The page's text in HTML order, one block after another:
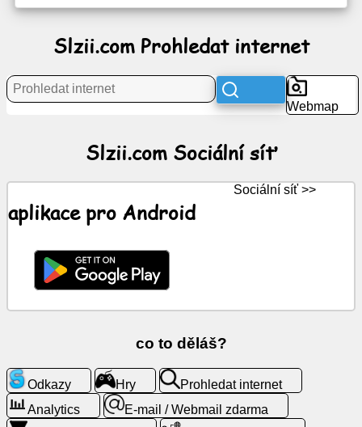
Zprávy
ChatGPT
Kontakty
Prohledat
internet
Slzii.com Prohledat internet
Webmap
Slzii.com Sociální síť
aplikace pro Android
Sociální síť >>
co to děláš?
Odkazy Hry
Prohledat internet
Analytics
E-mail / Webmail zdarma